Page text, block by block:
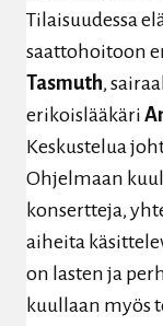
Tilaisuudessa
saattohoitoon
Tasmuth,
erikoislääkäri
Keskustelua
Ohjelmaan
konsertteja,
aiheita
on lasten ja
kuullaan myös